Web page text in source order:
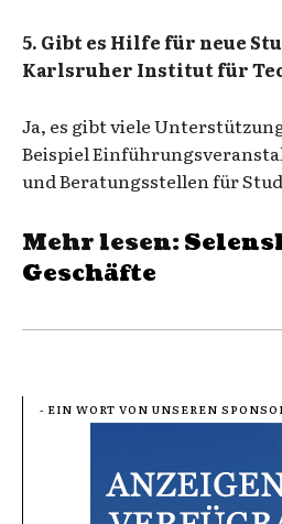
5. Gibt es Hilfe für neue
Karlsruher Institut für
Ja, es gibt viele
Beispiel
und Beratungsstellen für
Mehr lesen:
Geschäfte
- EIN WORT VON UNSEREN